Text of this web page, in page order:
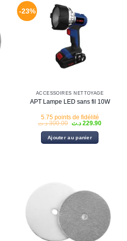
variations.
Les
options
peuvent
être
choisies
sur
du
produit
-23%
ACCESSOIRES NETTOYAGE
APT Lampe LED sans fil 10W
5.75 points de fidélité
300.00 د.ت
Le
initial
était :
229.90 د.ت
Le
Ajouter au panier